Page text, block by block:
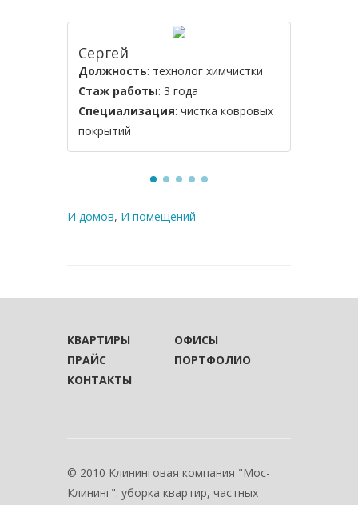
Сергей
Должность: технолог химчистки
Стаж работы: 3 года
Специализация: чистка ковровых
покрытий
И домов, И помещений
КВАРТИРЫ
ОФИСЫ
ПРАЙС
ПОРТФОЛИО
КОНТАКТЫ
© 2010 Клининговая компания "Мос-
Клининг": уборка квартир, частных